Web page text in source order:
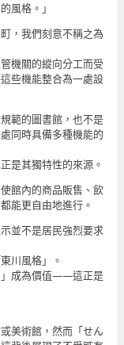
風格。」
，我們刻意不稱之為
機關的縱向分工而受
些機能整合為一處設
範的圖書館，也不是
同時具備多種機能的
是其獨特性的來源。
館內的商品販售、飲
能更自由地進行。
並不是居民強烈要求
川風格」。
」成為價值——這正是
美術館，然而「せん